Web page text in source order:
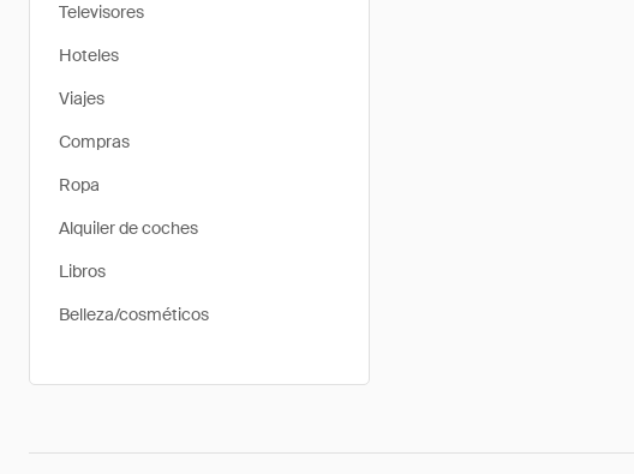
Televisores
Hoteles
Viajes
Compras
Ropa
Alquiler de coches
Libros
Belleza/cosméticos